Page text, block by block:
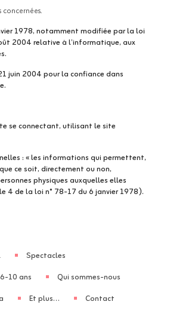
1978, notamment modifiée par la loi
2004 relative à l’informatique, aux
juin 2004 pour la confiance dans
se connectant, utilisant le site
: « les informations qui permettent,
ce soit, directement ou non,
physiques auxquelles elles
4 de la loi n° 78-17 du 6 janvier 1978).
Spectacles
10 ans
Qui sommes-nous
Et plus… Contact